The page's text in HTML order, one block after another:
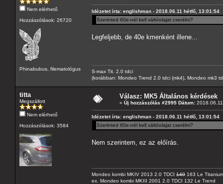
Nem elérhető
Hozzászólások: 26720
Phinabubus, filematológus
Idézetet írta: englishman - 2018.06.11 hétfő, 13:01:54
Szerinted 60e-nél kell váltóolajat cserélni?
Legfeljebb, de 40e kmenként illene...
S-max Tit. 2.0 tdci
(korábban: Mondeo Trend 2.0 tdci (mk4), Mondeo mk3
titta
Megszállott
Nem elérhető
Hozzászólások: 3584
Válasz: MK5 Általános kérdések
« Új hozzászólás #2995 Dátum:
Idézetet írta: englishman - 2018.06.11 hétfő, 13:01:54
Szerinted 60e-nél kell váltóolajat cserélni?
Nem szerintem, ez az előírás.
Mondeo kombi MKIV 2013 2.0 TDCI 140 163 Le
ex. Mondeo kombi MKIII 2001 2.0 TDCI 132 Le Trend